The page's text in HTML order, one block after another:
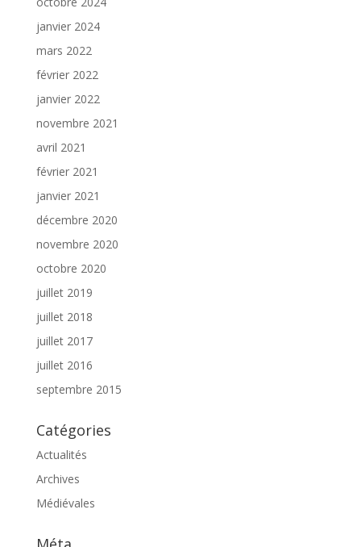
janvier 2024
mars 2022
février 2022
janvier 2022
novembre 2021
avril 2021
février 2021
janvier 2021
décembre 2020
novembre 2020
octobre 2020
juillet 2019
juillet 2018
juillet 2017
juillet 2016
septembre 2015
Catégories
Actualités
Archives
Médiévales